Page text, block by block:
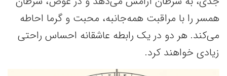
همسر را با مراقبت همه‌جانبه، محبت و گرما احاطه
می‌کند. هر دو در یک رابطه عاشقانه احساس راحتی
زیادی خواهند کرد.